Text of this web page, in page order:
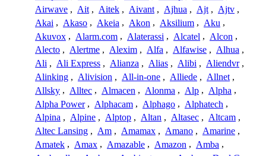
Airwave , Ait , Aitek , Aivant , Ajhua , Ajt , Ajtv ,
Akai , Akaso , Akeia , Akon , Aksilium , Aku ,
Akuvox , Alarm.com , Alaterassi , Alcatel , Alcon ,
Alecto , Alertme , Alexim , Alfa , Alfawise , Alhua ,
Ali , Ali Express , Alianza , Alias , Alibi , Aliendvr ,
Alinking , Alivision , All-in-one , Alliede , Allnet ,
Allsky , Alltec , Almacen , Alonma , Alp , Alpha ,
Alpha Power , Alphacam , Alphago , Alphatech ,
Alpina , Alpine , Alptop , Altan , Altasec , Altcam ,
Altec Lansing , Am , Amamax , Amano , Amarine ,
Amatek , Amax , Amazable , Amazon , Amba ,